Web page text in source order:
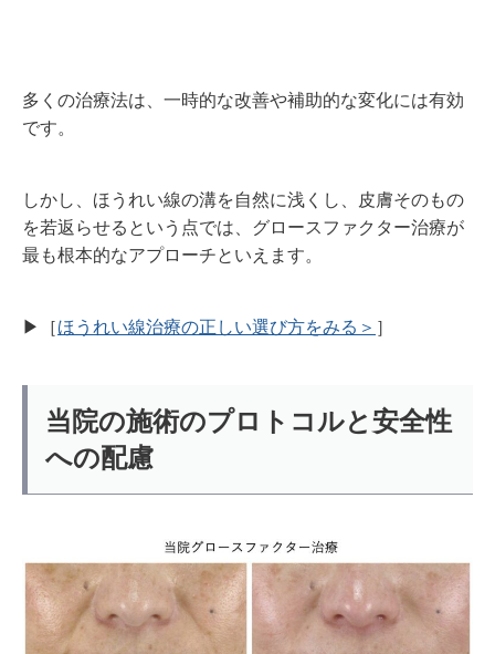
多くの治療法は、一時的な改善や補助的な変化には有効
です。
しかし、ほうれい線の溝を自然に浅くし、皮膚そのもの
を若返らせるという点では、グロースファクター治療が
最も根本的なアプローチといえます。
▶︎［ほうれい線治療の正しい選び方をみる＞ ］
当院の施術のプロトコルと安全性
への配慮